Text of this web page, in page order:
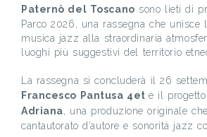
Paternò del Toscano sono lieti di
Parco 2026, una rassegna che unisce
musica jazz alla straordinaria
luoghi più suggestivi del territorio
La rassegna si concluderà il 26
Francesco Pantusa 4ete il progetto
Adriana , una produzione originale
cantautorato d’autore e sonorità jazz